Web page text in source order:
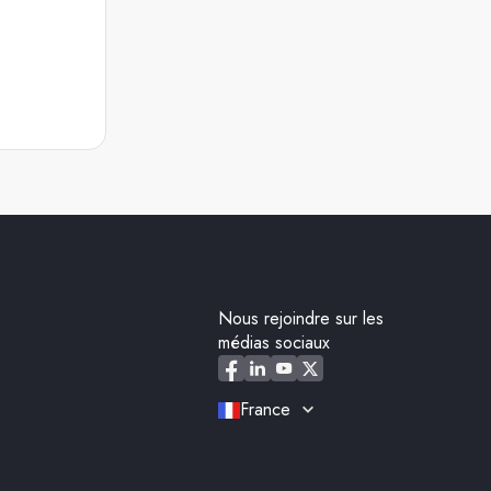
Nous rejoindre sur les
médias sociaux
France